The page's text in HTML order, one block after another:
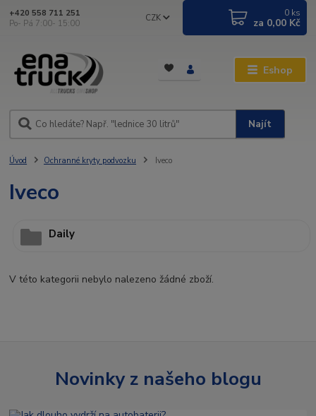
Eshop
CZK
Najít
+420 558 711 251
Po- Pá 7:00- 15:00
0 ks
za 0,00 Kč
Úvod Ochranné kryty podvozku Iveco
Iveco
Daily
V této kategorii nebylo nalezeno žádné zboží.
Novinky z našeho blogu